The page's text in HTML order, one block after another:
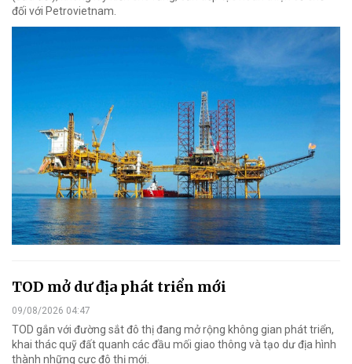
đối với Petrovietnam.
TOD mở dư địa phát triển mới
09/08/2026 04:47
TOD gắn với đường sắt đô thị đang mở rộng không gian phát triển,
khai thác quỹ đất quanh các đầu mối giao thông và tạo dư địa hình
thành những cực đô thị mới.